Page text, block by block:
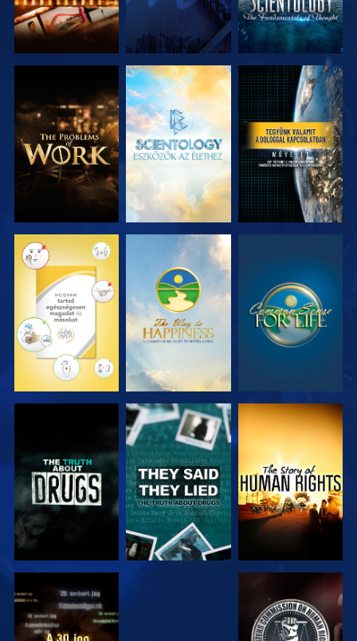
A SOROZAT
RÉSZEI
A SOROZAT
RÉSZEI
MŰSORNÉZÉS
MŰSORNÉZÉS MŰSORNÉZÉS MŰSORNÉZÉS
MŰSORNÉZÉS MŰSORNÉZÉS
MŰSORNÉZÉS MŰSORNÉZÉS